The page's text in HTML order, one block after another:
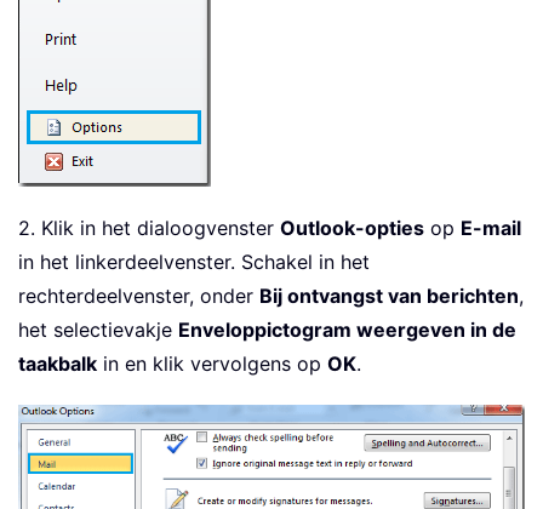
2. Klik in het dialoogvenster Outlook-opties op E-mail
in het linkerdeelvenster. Schakel in het
rechterdeelvenster, onder Bij ontvangst van berichten,
het selectievakje Enveloppictogram weergeven in de
taakbalk in en klik vervolgens op OK.